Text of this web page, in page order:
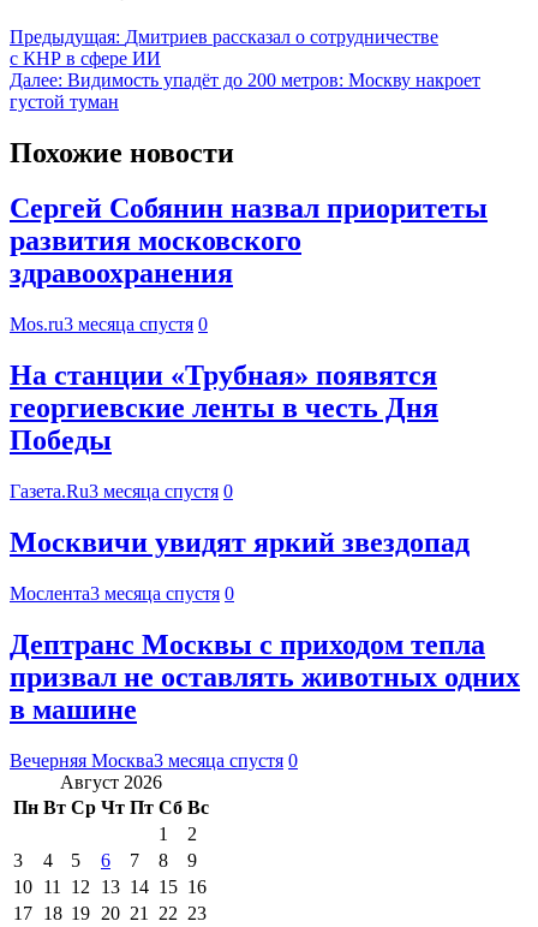
Предыдущая: Дмитриев рассказал о сотрудничестве
с КНР в сфере ИИ
Далее: Видимость упадёт до 200 метров: Москву накроет
густой туман
Похожие новости
Сергей Собянин назвал приоритеты
развития московского
здравоохранения
Mos.ru3 месяца спустя 0
На станции «Трубная» появятся
георгиевские ленты в честь Дня
Победы
Газета.Ru3 месяца спустя 0
Москвичи увидят яркий звездопад
Мослента3 месяца спустя 0
Дептранс Москвы с приходом тепла
призвал не оставлять животных одних
в машине
Вечерняя Москва3 месяца спустя 0
Август 2026
Пн Вт Ср Чт Пт Сб Вс
1
2
3
4 5 6 7 8
9
10 11 12 13 14 15 16
17 18 19 20 21 22 23